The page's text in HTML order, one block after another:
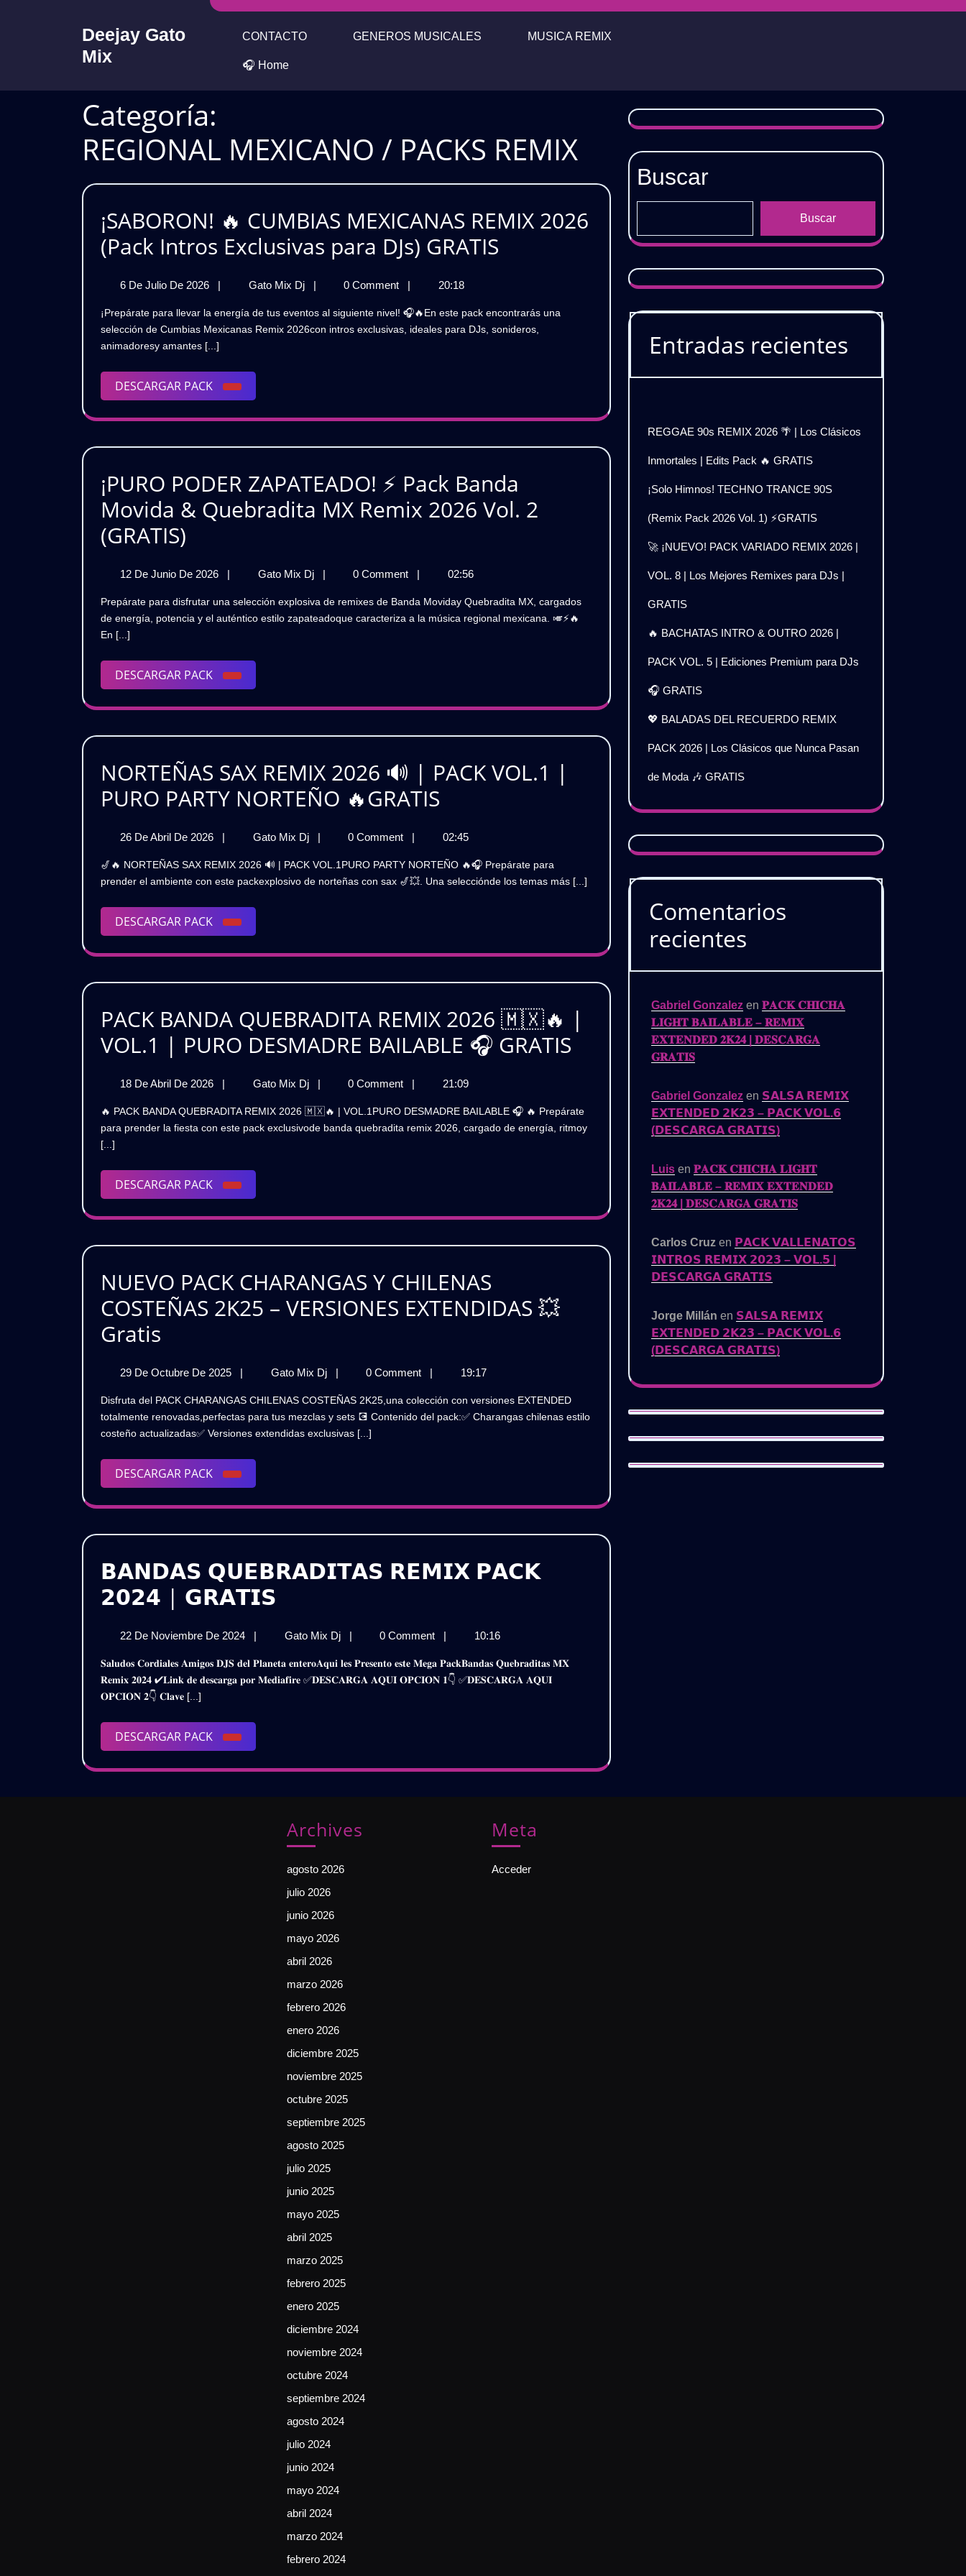
Deejay Gato
Mix
CONTACTO GENEROS MUSICALES MUSICA REMIX
🎧 Home
Categoría:
REGIONAL MEXICANO / PACKS REMIX
¡SABORON! 🔥 CUMBIAS MEXICANAS REMIX 2026
(Pack Intros Exclusivas para DJs) GRATIS
MEXICANAS
Intros
Exclusivas
Para
DJs)
6 De Julio De 2026
Julio
De
2026
| Gato Mix Dj
¡SABORON!
CUMBIAS
MEXICANAS
| 0 Comment | 20:18
¡Prepárate para llevar la energía de tus eventos al siguiente nivel! 🎧🔥En este pack encontrarás una
selección de Cumbias Mexicanas Remix 2026con intros exclusivas, ideales para DJs, sonideros,
animadoresy amantes [...]
DESCARGAR PACK
DESCARGAR
PACK
¡PURO PODER ZAPATEADO! ⚡ Pack Banda
Movida & Quebradita MX Remix 2026 Vol. 2
(GRATIS)
ZAPATEADO!
⚡
Banda
Movida
&
Quebradita
MX
Remix
Vol.
2
(GRATIS)
12 De Junio De 2026
12
Junio
De
| Gato Mix Dj
¡PURO
ZAPATEADO!
⚡
Vol.
2
(GRATIS)
| 0 Comment | 02:56
Prepárate para disfrutar una selección explosiva de remixes de Banda Moviday Quebradita MX, cargados
de energía, potencia y el auténtico estilo zapateadoque caracteriza a la música regional mexicana. 🎺⚡🔥
En [...]
DESCARGAR PACK
DESCARGAR
PACK
NORTEÑAS SAX REMIX 2026 🔊 | PACK VOL.1 |
PURO PARTY NORTEÑO 🔥GRATIS
REMIX
2026
PACK
VOL.1
|
PURO
PARTY
NORTEÑO
🔥
GRATIS
26 De Abril De 2026
26
Abril
De
| Gato Mix Dj
NORTEÑAS
REMIX
2026
NORTEÑO
🔥
GRATIS
| 0 Comment | 02:45
🎷🔥 NORTEÑAS SAX REMIX 2026 🔊 | PACK VOL.1PURO PARTY NORTEÑO 🔥🎧 Prepárate para
prender el ambiente con este packexplosivo de norteñas con sax 🎷💥. Una selecciónde los temas más [...]
DESCARGAR PACK
DESCARGAR
PACK
PACK BANDA QUEBRADITA REMIX 2026 🇲🇽🔥 |
VOL.1 | PURO DESMADRE BAILABLE 🎧 GRATIS
QUEBRADITA
REMIX
|
VOL.1
DESMADRE
BAILABLE
GRATIS
18 De Abril De 2026
18
Abril
De
| Gato Mix Dj
PACK
QUEBRADITA
REMIX
BAILABLE
🎧
GRATIS
| 0 Comment | 21:09
🔥 PACK BANDA QUEBRADITA REMIX 2026 🇲🇽🔥 | VOL.1PURO DESMADRE BAILABLE 🎧 🔥 Prepárate
para prender la fiesta con este pack exclusivode banda quebradita remix 2026, cargado de energía, ritmoy
[...]
DESCARGAR PACK
DESCARGAR
PACK
NUEVO PACK CHARANGAS Y CHILENAS
COSTEÑAS 2K25 – VERSIONES EXTENDIDAS 💥
Gratis
CHARANGAS
Y
CHILENAS
COSTEÑAS
2K25
–
VERSIONES
EXTENDIDAS
💥
Gratis
29 De Octubre De 2025
29
Octubre
De
2025
| Gato Mix Dj
NUEVO
CHARANGAS
Y
CHILENAS
| 0 Comment | 19:17
Disfruta del PACK CHARANGAS CHILENAS COSTEÑAS 2K25,una colección con versiones EXTENDED
totalmente renovadas,perfectas para tus mezclas y sets 💽 Contenido del pack:✅ Charangas chilenas estilo
costeño actualizadas✅ Versiones extendidas exclusivas [...]
DESCARGAR PACK
DESCARGAR
PACK
𝗕𝗔𝗡𝗗𝗔𝗦 𝗤𝗨𝗘𝗕𝗥𝗔𝗗𝗜𝗧𝗔𝗦 𝗥𝗘𝗠𝗜𝗫 𝗣𝗔𝗖𝗞
𝟮𝟬𝟮𝟰 | 𝗚𝗥𝗔𝗧𝗜𝗦
𝗥𝗘𝗠𝗜𝗫
𝗣𝗔𝗖𝗞
22 De Noviembre De 2024
22
Noviembre
De
| Gato Mix Dj
𝗕𝗔𝗡𝗗𝗔𝗦
𝗥𝗘𝗠𝗜𝗫
𝗣𝗔𝗖𝗞
| 0 Comment | 10:16
𝐒𝐚𝐥𝐮𝐝𝐨𝐬 𝐂𝐨𝐫𝐝𝐢𝐚𝐥𝐞𝐬 𝐀𝐦𝐢𝐠𝐨𝐬 𝐃𝐉𝐒 𝐝𝐞𝐥 𝐏𝐥𝐚𝐧𝐞𝐭𝐚 𝐞𝐧𝐭𝐞𝐫𝐨𝐀𝐪𝐮𝐢 𝐥𝐞𝐬 𝐏𝐫𝐞𝐬𝐞𝐧𝐭𝐨 𝐞𝐬𝐭𝐞 𝐌𝐞𝐠𝐚 𝐏𝐚𝐜𝐤𝐁𝐚𝐧𝐝𝐚𝐬 𝐐𝐮𝐞𝐛𝐫𝐚𝐝𝐢𝐭𝐚𝐬 𝐌𝐗
𝐑𝐞𝐦𝐢𝐱 𝟐𝟎𝟐𝟒 ✔𝐋𝐢𝐧𝐤 𝐝𝐞 𝐝𝐞𝐬𝐜𝐚𝐫𝐠𝐚 𝐩𝐨𝐫 𝐌𝐞𝐝𝐢𝐚𝐟𝐢𝐫𝐞 ✅𝐃𝐄𝐒𝐂𝐀𝐑𝐆𝐀 𝐀𝐐𝐔𝐈 𝐎𝐏𝐂𝐈𝐎𝐍 𝟏👇 ✅𝐃𝐄𝐒𝐂𝐀𝐑𝐆𝐀 𝐀𝐐𝐔𝐈
𝐎𝐏𝐂𝐈𝐎𝐍 𝟐👇 𝐂𝐥𝐚𝐯𝐞 [...]
DESCARGAR PACK
DESCARGAR
PACK
Buscar
Buscar
Entradas recientes
REGGAE 90s REMIX 2026 🌴 | Los Clásicos
Inmortales | Edits Pack 🔥 GRATIS
¡Solo Himnos! TECHNO TRANCE 90S
(Remix Pack 2026 Vol. 1) ⚡GRATIS
🚀 ¡NUEVO! PACK VARIADO REMIX 2026 |
VOL. 8 | Los Mejores Remixes para DJs |
GRATIS
🔥 BACHATAS INTRO & OUTRO 2026 |
PACK VOL. 5 | Ediciones Premium para DJs
🎧 GRATIS
💖 BALADAS DEL RECUERDO REMIX
PACK 2026 | Los Clásicos que Nunca Pasan
de Moda 🎶 GRATIS
Comentarios
recientes
Gabriel Gonzalez en 𝐏𝐀𝐂𝐊 𝐂𝐇𝐈𝐂𝐇𝐀
𝐋𝐈𝐆𝐇𝐓 𝐁𝐀𝐈𝐋𝐀𝐁𝐋𝐄 – 𝐑𝐄𝐌𝐈𝐗
𝐄𝐗𝐓𝐄𝐍𝐃𝐄𝐃 𝟐𝐊𝟐𝟒 | 𝐃𝐄𝐒𝐂𝐀𝐑𝐆𝐀
𝐆𝐑𝐀𝐓𝐈𝐒
Gabriel Gonzalez en 𝗦𝗔𝗟𝗦𝗔 𝗥𝗘𝗠𝗜𝗫
𝗘𝗫𝗧𝗘𝗡𝗗𝗘𝗗 𝟮𝗞𝟮𝟯 – 𝗣𝗔𝗖𝗞 𝗩𝗢𝗟.𝟲
(𝗗𝗘𝗦𝗖𝗔𝗥𝗚𝗔 𝗚𝗥𝗔𝗧𝗜𝗦)
Luis en 𝐏𝐀𝐂𝐊 𝐂𝐇𝐈𝐂𝐇𝐀 𝐋𝐈𝐆𝐇𝐓
𝐁𝐀𝐈𝐋𝐀𝐁𝐋𝐄 – 𝐑𝐄𝐌𝐈𝐗 𝐄𝐗𝐓𝐄𝐍𝐃𝐄𝐃
𝟐𝐊𝟐𝟒 | 𝐃𝐄𝐒𝐂𝐀𝐑𝐆𝐀 𝐆𝐑𝐀𝐓𝐈𝐒
Carlos Cruz en 𝗣𝗔𝗖𝗞 𝗩𝗔𝗟𝗟𝗘𝗡𝗔𝗧𝗢𝗦
𝗜𝗡𝗧𝗥𝗢𝗦 𝗥𝗘𝗠𝗜𝗫 𝟮𝟬𝟮𝟯 – 𝗩𝗢𝗟.𝟱 |
𝗗𝗘𝗦𝗖𝗔𝗥𝗚𝗔 𝗚𝗥𝗔𝗧𝗜𝗦
Jorge Millán en 𝗦𝗔𝗟𝗦𝗔 𝗥𝗘𝗠𝗜𝗫
𝗘𝗫𝗧𝗘𝗡𝗗𝗘𝗗 𝟮𝗞𝟮𝟯 – 𝗣𝗔𝗖𝗞 𝗩𝗢𝗟.𝟲
(𝗗𝗘𝗦𝗖𝗔𝗥𝗚𝗔 𝗚𝗥𝗔𝗧𝗜𝗦)
Archives
agosto 2026
julio 2026
junio 2026
mayo 2026
abril 2026
marzo 2026
febrero 2026
enero 2026
diciembre 2025
noviembre 2025
octubre 2025
septiembre 2025
agosto 2025
julio 2025
junio 2025
mayo 2025
abril 2025
marzo 2025
febrero 2025
enero 2025
diciembre 2024
noviembre 2024
octubre 2024
septiembre 2024
agosto 2024
julio 2024
junio 2024
mayo 2024
abril 2024
marzo 2024
febrero 2024
Meta
Acceder